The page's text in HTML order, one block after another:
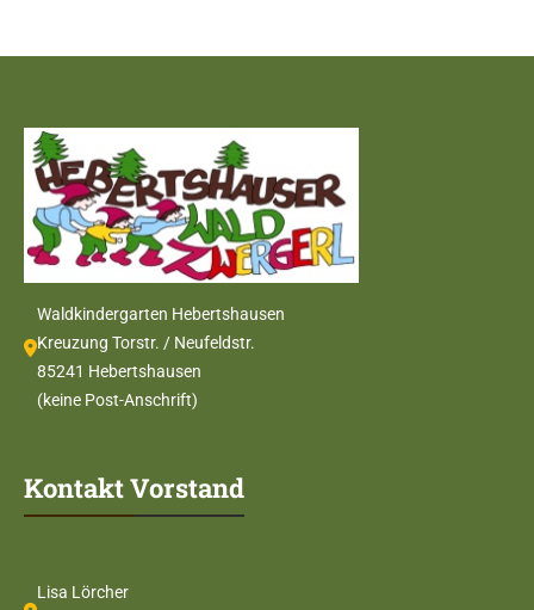
Waldkindergarten Hebertshausen
Kreuzung Torstr. / Neufeldstr.
85241 Hebertshausen
(keine Post-Anschrift)
Kontakt Vorstand
Lisa Lörcher